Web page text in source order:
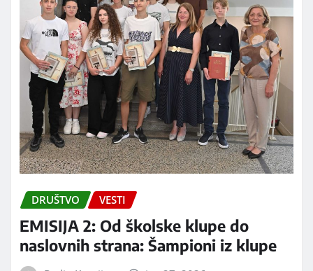
DRUŠTVO VESTI
EMISIJA 2: Od školske klupe do
naslovnih strana: Šampioni iz klupe